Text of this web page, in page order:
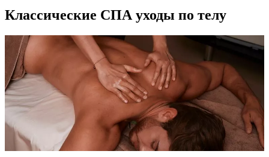
Классические СПА уходы по телу